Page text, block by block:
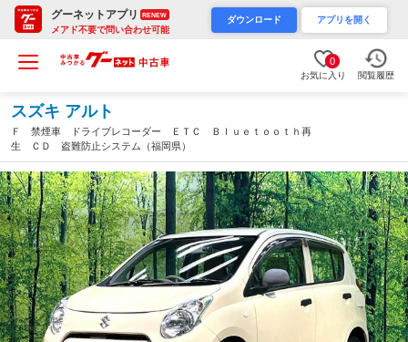
グーネットアプリ RENEW
メアド不要で問い合わせ可能
ダウンロード アプリを開く
0
お気に入り 閲覧履歴
スズキ アルト
Ｆ 禁煙車 ドライブレコーダー ＥＴＣ Ｂｌｕｅｔｏｏｔｈ再
生 ＣＤ 盗難防止システム（福岡県）